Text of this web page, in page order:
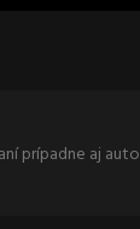
prípadne aj